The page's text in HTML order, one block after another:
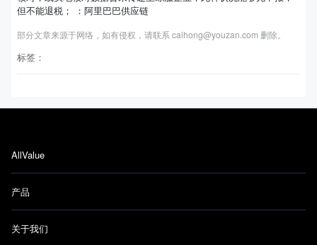
但不能退税； ：阿里巴巴供应链
部分文章来源于网络，如有侵权，请联系 caihong@youzan.com 删除。
标签：
AllValue
产品
关于我们